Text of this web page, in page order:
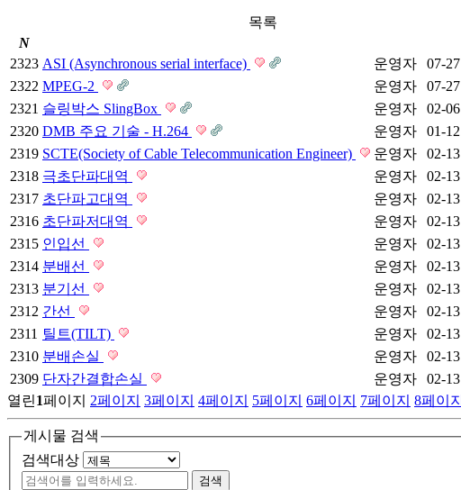
목록
N
2323 ASI (Asynchronous serial interface) 운영자 07-27
2322 MPEG-2 운영자 07-27
2321 슬링박스 SlingBox 운영자 02-06
2320 DMB 주요 기술 - H.264 운영자 01-12
2319 SCTE(Society of Cable Telecommunication Engineer) 운영자 02-13
2318 극초단파대역 운영자 02-13
2317 초단파고대역 운영자 02-13
2316 초단파저대역 운영자 02-13
2315 인입선 운영자 02-13
2314 분배선 운영자 02-13
2313 분기선 운영자 02-13
2312 간선 운영자 02-13
2311 틸트(TILT) 운영자 02-13
2310 분배손실 운영자 02-13
2309 단자간결합손실 운영자 02-13
열린1페이지 2페이지 3페이지 4페이지 5페이지 6페이지 7페이지 8페이지
게시물 검색
검색대상
검색